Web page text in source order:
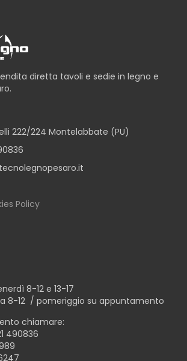
IBIZA ROTONDO
diretta tavoli e sedie in legno e
222/224 Montelabbate (PU)
Policy
8-12 e 13-17
8-12 / pomeriggio su appuntamento
chiamare:
490836